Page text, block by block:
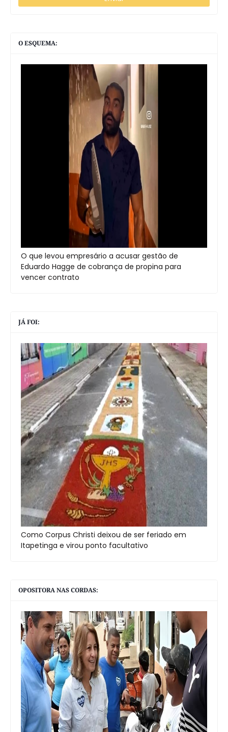
O ESQUEMA:
O que levou empresário a acusar gestão de
Eduardo Hagge de cobrança de propina para
vencer contrato
JÁ FOI:
Como Corpus Christi deixou de ser feriado em
Itapetinga e virou ponto facultativo
OPOSITORA NAS CORDAS: